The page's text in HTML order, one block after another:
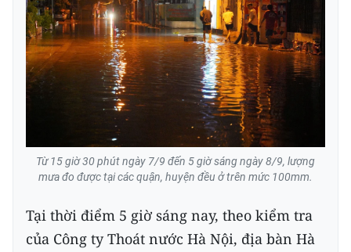
Từ 15 giờ 30 phút ngày 7/9 đến 5 giờ sáng ngày 8/9, lượng
mưa đo được tại các quận, huyện đều ở trên mức 100mm.
Tại thời điểm 5 giờ sáng nay, theo kiểm tra
của Công ty Thoát nước Hà Nội, địa bàn Hà